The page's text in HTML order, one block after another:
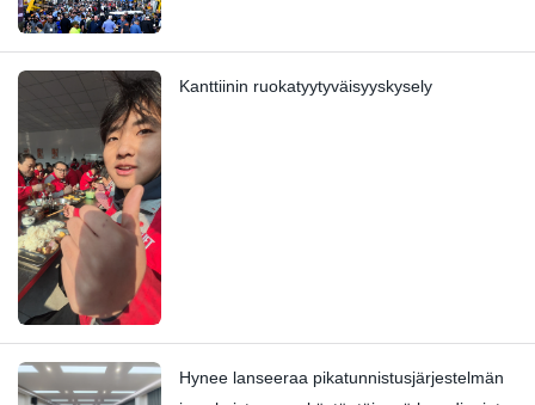
Kanttiinin ruokatyytyväisyyskysely
Hynee lanseeraa pikatunnistusjärjestelmän